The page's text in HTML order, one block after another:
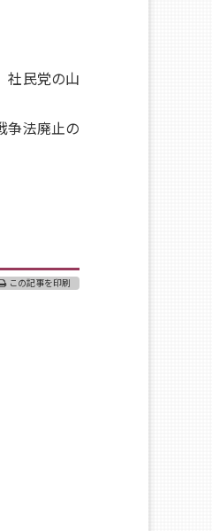
社民党の山
争法廃止の
この記事を印刷